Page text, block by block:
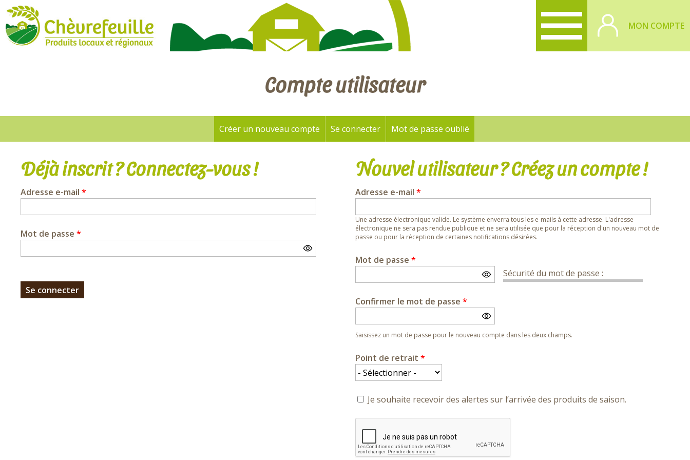
MON COMPTE
Compte utilisateur
Onglets
principaux
Créer un nouveau compte Se connecter (onglet actif)
Mot de passe oublié
Déjà inscrit ? Connectez-vous !
Adresse e-mail *
Mot de passe *
Nouvel utilisateur ? Créez un compte !
Adresse e-mail *
Une adresse électronique valide. Le système enverra tous les e-mails à cette adresse. L'adresse
électronique ne sera pas rendue publique et ne sera utilisée que pour la réception d'un nouveau mot de
passe ou pour la réception de certaines notifications désirées.
Mot de passe *
Sécurité du mot de passe :
Confirmer le mot de passe *
Saisissez un mot de passe pour le nouveau compte dans les deux champs.
Point de retrait *
Je souhaite recevoir des alertes sur l’arrivée des produits de saison.